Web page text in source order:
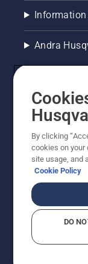
Andra
© Husqvarna
som visas är
priser är
moms) om
Cookiepolicy
By clicking
cookies on your
site usage, and
Cookie Policy
DO